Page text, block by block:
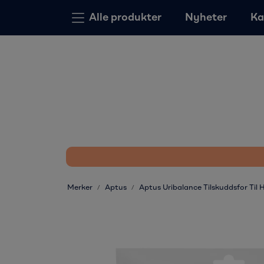
Alle produkter Nyheter
Merker Aptus Aptus Uribalance Tilskuddsfor Til